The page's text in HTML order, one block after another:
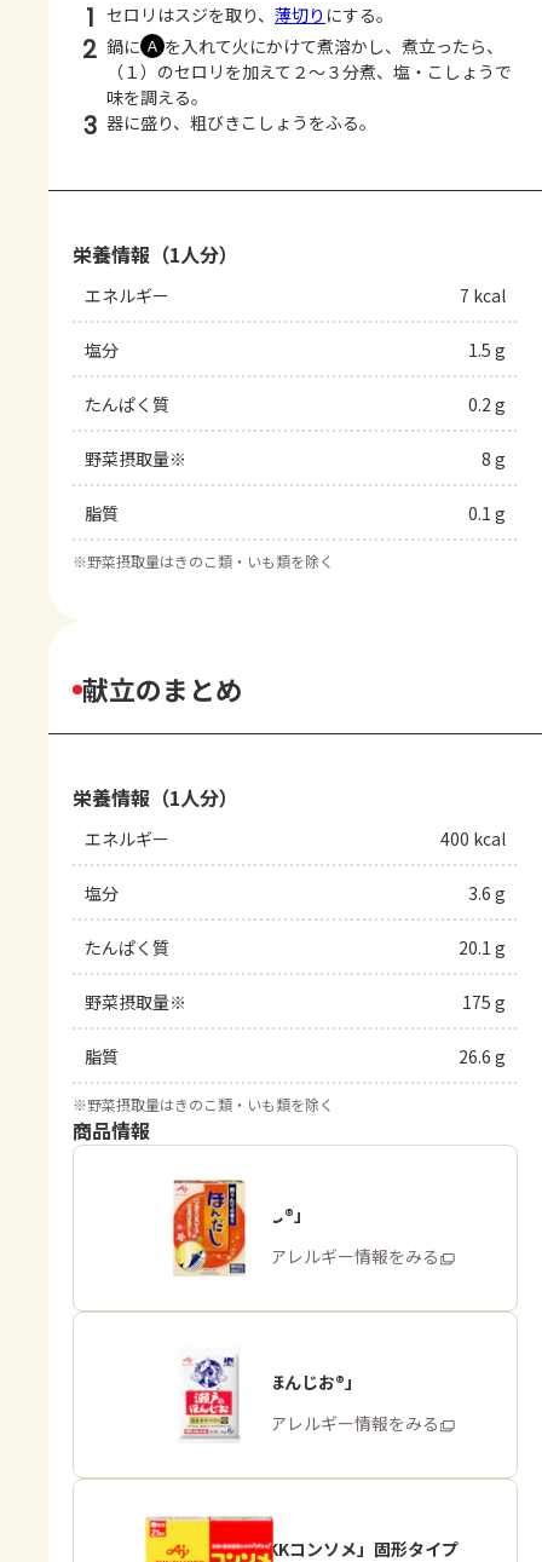
1 セロリはスジを取り、 薄切り にする。
2 鍋に Ａ を入れて火にかけて煮溶かし、煮立ったら、
（１）のセロリを加えて２～３分煮、塩・こしょうで
味を調える。
3 器に盛り、粗びきこしょうをふる。
栄養情報（1人分）
エネルギー 7 kcal
塩分 1.5 g
たんぱく質 0.2 g
野菜摂取量※ 8 g
脂質 0.1 g
※野菜摂取量はきのこ類・いも類を除く
献立のまとめ
栄養情報（1人分）
エネルギー 400 kcal
塩分 3.6 g
たんぱく質 20.1 g
野菜摂取量※ 175 g
脂質 26.6 g
※野菜摂取量はきのこ類・いも類を除く
商品情報
「ほんだし®」
商品・アレルギー情報をみる
「瀬戸のほんじお®」
商品・アレルギー情報をみる
「味の素KKコンソメ」固形タイプ